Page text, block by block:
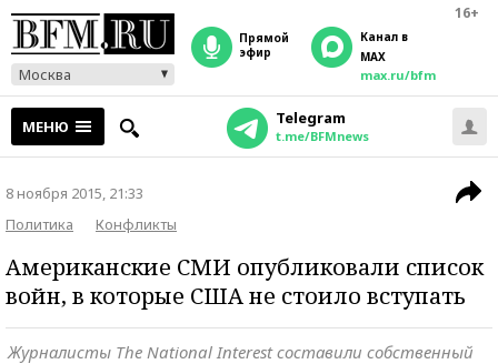
16+
Москва
прямой
эфир
Канал в
MAX
max.ru/bfm
МЕНЮ Telegram
t.me/BFMnews
8 ноября 2015, 21:33
Политика
Конфликты
Американские СМИ опубликовали список
войн, в которые США не стоило вступать
Журналисты The National Interest составили собственный